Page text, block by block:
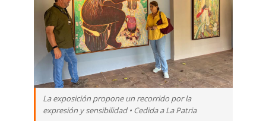
La exposición propone un recorrido por la
expresión y sensibilidad • Cedida a La Patria